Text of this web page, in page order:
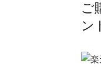
ご
ン